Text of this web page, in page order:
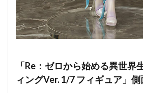
「Re：ゼロから始める異世界
ィングVer. 1/7 フィギュア」